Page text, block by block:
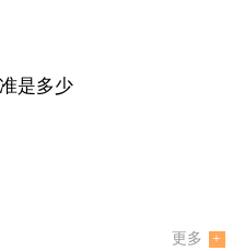
是多少
更多